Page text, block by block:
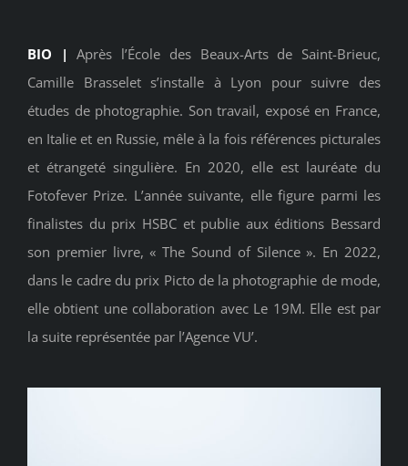
BIO | Après l’École des Beaux-Arts de Saint-Brieuc,
Camille Brasselet s’installe à Lyon pour suivre des
études de photographie. Son travail, exposé en France,
en Italie et en Russie, mêle à la fois références picturales
et étrangeté singulière. En 2020, elle est lauréate du
Fotofever Prize. L’année suivante, elle figure parmi les
finalistes du prix HSBC et publie aux éditions Bessard
son premier livre, « The Sound of Silence ». En 2022,
dans le cadre du prix Picto de la photographie de mode,
elle obtient une collaboration avec Le 19M. Elle est par
la suite représentée par l’Agence VU’.